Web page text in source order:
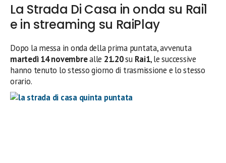
La Strada Di Casa in onda su Rai1
e in streaming su RaiPlay
Dopo la messa in onda della prima puntata, avvenuta
martedì 14 novembrealle 21.20su Rai1, le successive
hanno tenuto lo stesso giorno di trasmissione e lo stesso
orario.